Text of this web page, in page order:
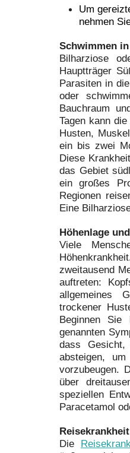
Um
nehmen
Schwimmen
Bilharziose
Hauptträger
Parasiten in
oder
Bauchraum
Tagen kann
Husten,
ein bis zwei
Diese
das Gebiet
ein großes
Regionen
Eine
Höhenlage
Viele
zweitausend
auftreten:
allgemeines
trockener
Beginnen
genannten
dass Gesicht,
absteigen,
vorzubeugen.
über
speziellen
Paracetamol
Reisekrankheit
Die